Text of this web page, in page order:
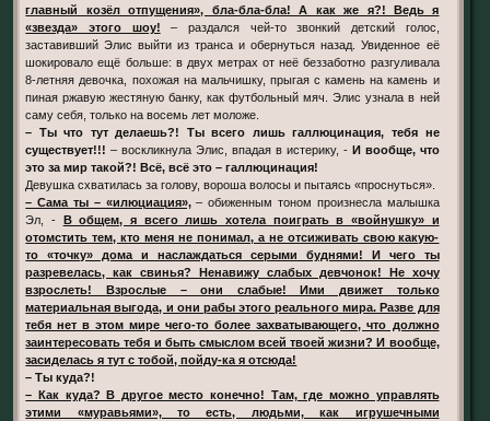
главный козёл отпущения», бла-бла-бла! А как же я?! Ведь я
«звезда» этого шоу! – раздался чей-то звонкий детский голос,
заставивший Элис выйти из транса и обернуться назад. Увиденное её
шокировало ещё больше: в двух метрах от неё беззаботно разгуливала
8-летняя девочка, похожая на мальчишку, прыгая с камень на камень и
пиная ржавую жестяную банку, как футбольный мяч. Элис узнала в ней
саму себя, только на восемь лет моложе.
– Ты что тут делаешь?! Ты всего лишь галлюцинация, тебя не
существует!!! – воскликнула Элис, впадая в истерику, - И вообще, что
это за мир такой?! Всё, всё это – галлюцинация!
Девушка схватилась за голову, вороша волосы и пытаясь «проснуться».
– Сама ты – «илюциация»,– обиженным тоном произнесла малышка
Эл, - В общем, я всего лишь хотела поиграть в «войнушку» и
отомстить тем, кто меня не понимал, а не отсиживать свою какую-
то «точку» дома и наслаждаться серыми буднями! И чего ты
разревелась, как свинья? Ненавижу слабых девчонок! Не хочу
взрослеть! Взрослые – они слабые! Ими движет только
материальная выгода, и они рабы этого реального мира. Разве для
тебя нет в этом мире чего-то более захватывающего, что должно
заинтересовать тебя и быть смыслом всей твоей жизни? И вообще,
засиделась я тут с тобой, пойду-ка я отсюда!
– Ты куда?!
– Как куда? В другое место конечно! Там, где можно управлять
этими «муравьями», то есть, людьми, как игрушечными